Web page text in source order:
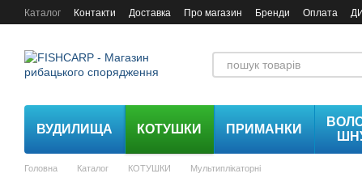
Перейти до основного контенту
Каталог Контакти Доставка Про магазин Бренди Оплата
ВУДИЛИЩА КОТУШКИ ПРИМАНКИ
Головна Каталог КОТУШКИ Мультиплікаторні